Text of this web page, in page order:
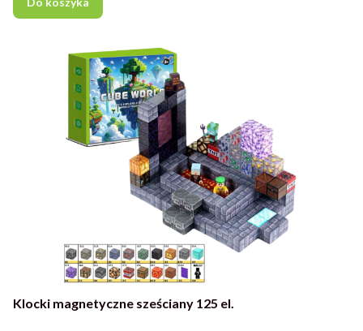
Klocki magnetyczne sześciany 125 el.